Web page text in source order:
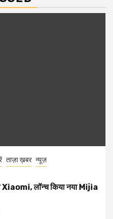
ताज़ा ख़बर न्यूज़
Xiaomi, लॉन्च किया नया Mijia